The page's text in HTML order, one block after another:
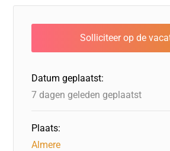
e
b
o
o
k
e
dI
n
o
d
o
n
a
d
s
s
A
p
l
Datum geplaatst:
7 dagen geleden geplaatst
Plaats:
Almere